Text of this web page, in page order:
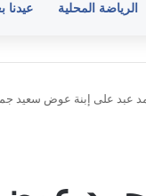
الرياضة المحلية عيدنا